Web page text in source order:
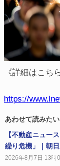
《詳細はこち
https://
あわせて読みたい
【不動産ニュー
繰り危機」｜朝
2026年8月7日 13時